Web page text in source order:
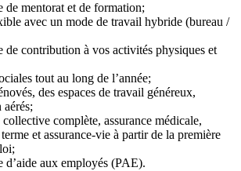
de mentorat et de formation;
avec un mode de travail hybride (bureau /
de contribution à vos activités physiques et
tout au long de l’année;
des espaces de travail généreux,
aérés;
collective complète, assurance médicale,
et assurance-vie à partir de la première
d’aide aux employés (PAE).